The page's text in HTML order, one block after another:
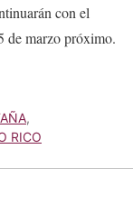
con el
de marzo próximo.
,
RICO